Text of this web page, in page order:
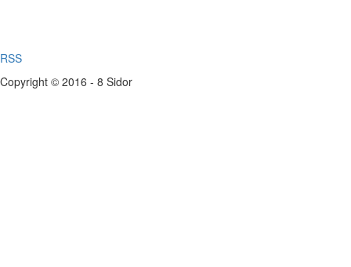
RSS
Copyright © 2016 - 8 Sidor